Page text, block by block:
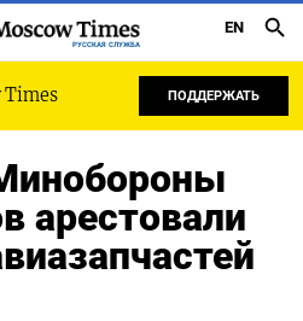
РУССКАЯ СЛУЖБА
EN
Times ПОДДЕРЖАТЬ
арестовали